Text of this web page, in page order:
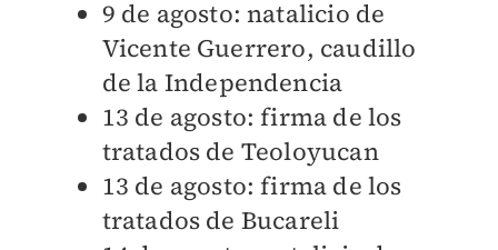
9 de agosto: natalicio de
Vicente Guerrero, caudillo
de la Independencia
13 de agosto: firma de los
tratados de Teoloyucan
13 de agosto: firma de los
tratados de Bucareli